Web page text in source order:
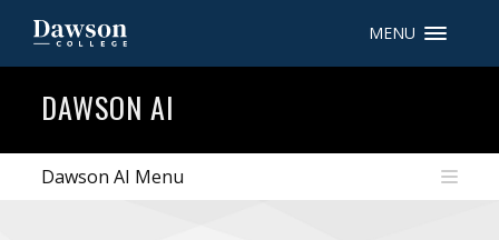
MENU
DAWSON AI
Dawson AI Menu